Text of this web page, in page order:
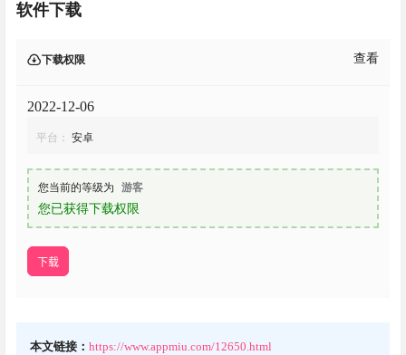
软件下载
下载权限 查看
2022-12-06
平台： 安卓
您当前的等级为 游客
您已获得下载权限
下载
本文链接： https://www.appmiu.com/12650.html